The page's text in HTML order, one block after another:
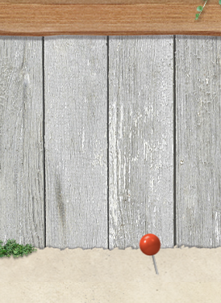
化。